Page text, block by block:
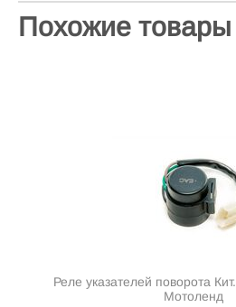
Похожие товары
Реле указателей поворота
Мотоленд